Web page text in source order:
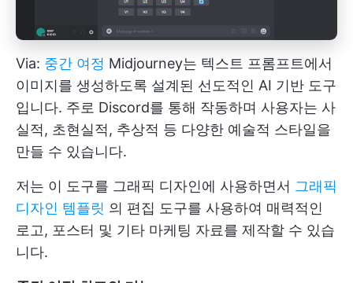
Via: 중간 여정 Midjourney는 텍스트 프롬프트에서
이미지를 생성하도록 설계된 선도적인 AI 기반 도구
입니다. 주로 Discord를 통해 작동하며 사용자는 사
실적, 초현실적, 추상적 등 다양한 예술적 스타일을
만들 수 있습니다.
저는 이 도구를 그래픽 디자인에 사용하면서 그래픽
디자인 템플릿 의 편집 도구를 사용하여 매력적인
로고, 포스터 및 기타 마케팅 자료를 제작할 수 있습
니다.